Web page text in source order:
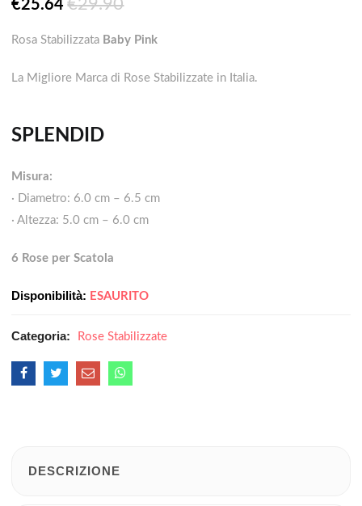
€25.64
prezzo
attuale
è:
€29.90
prezzo
originale
Rosa Stabilizzata Baby Pink
La Migliore Marca di Rose Stabilizzate in Italia.
SPLENDID
Misura:
· Diametro: 6.0 cm – 6.5 cm
· Altezza: 5.0 cm – 6.0 cm
6 Rose per Scatola
Disponibilità: ESAURITO
Categoria: Rose Stabilizzate
DESCRIZIONE